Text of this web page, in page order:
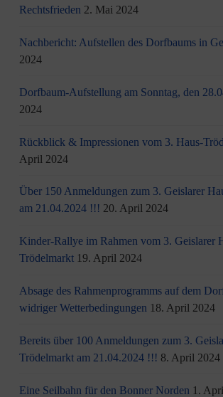
Rechtsfrieden 2. Mai 2024
Nachbericht: Aufstellen des Dorfbaums in
2024
Dorfbaum-Aufstellung am Sonntag, den
2024
Rückblick & Impressionen vom 3. Haus-
April 2024
Über 150 Anmeldungen zum 3. Geislarer
am 21.04.2024 !!! 20. April 2024
Kinder-Rallye im Rahmen vom 3. Geislarer
Trödelmarkt 19. April 2024
Absage des Rahmenprogramms auf dem
widriger Wetterbedingungen 18. April 2024
Bereits über 100 Anmeldungen zum 3.
Trödelmarkt am 21.04.2024 !!! 8. April 2024
Eine Seilbahn für den Bonner Norden 1.